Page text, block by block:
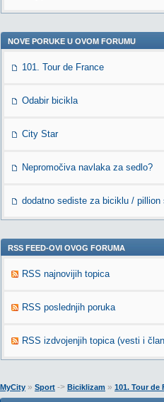
NOVE PORUKE U OVOM FORUMU
101. Tour de France
Odabir bicikla
City Star
Nepromočiva navlaka za sedlo?
dodatno sediste za biciklu /
RSS FEED-OVI OVOG FORUMA
RSS najnovijih topica
RSS poslednjih poruka
RSS izdvojenjih topica (vesti i
MyCity » Sport -> Biciklizam » 101. Tour de